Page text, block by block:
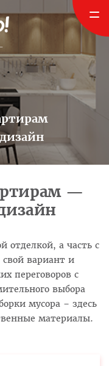
—
отделкой, а часть с
вариант и
переговоров с
выбора
мусора – здесь
материалы.